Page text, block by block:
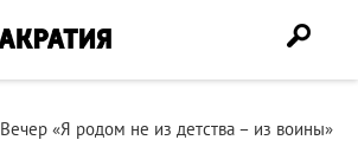
Вечер «Я родом не из детства – из воины»